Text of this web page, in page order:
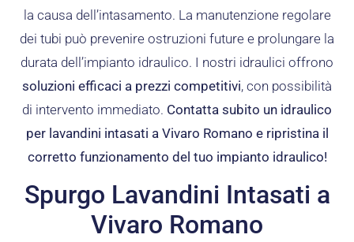
la causa dell’intasamento. La manutenzione regolare
dei tubi può prevenire ostruzioni future e prolungare la
durata dell’impianto idraulico. I nostri idraulici offrono
soluzioni efficaci a prezzi competitivi, con possibilità
di intervento immediato. Contatta subito un idraulico
per lavandini intasati a Vivaro Romano e ripristina il
corretto funzionamento del tuo impianto idraulico!
Spurgo Lavandini Intasati a
Vivaro Romano